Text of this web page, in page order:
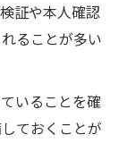
証や本人確認
ることが多い
いることを確
ておくことが